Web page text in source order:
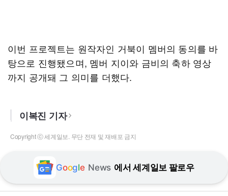
이번 프로젝트는 원작자인 거북이 멤버의 동의를 바
탕으로 진행됐으며, 멤버 지이와 금비의 축하 영상
까지 공개돼 그 의미를 더했다.
이복진 기자
Copyright ⓒ 세계일보. 무단 전재 및 재배포 금지
Google News 에서 세계일보 팔로우